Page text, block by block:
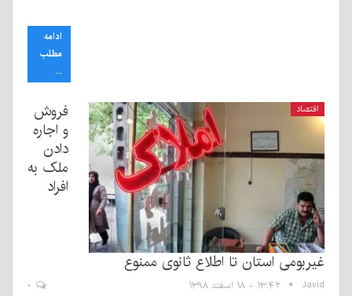
ادامه
مطلب
...
اقتصاد
فروش
و اجاره
دادن
ملک به
افراد
غیربومی استان تا اطلاع ثانوی ممنوع
Javid ۱۳:۴۲ - ۱۸ اسفند ۱۳۹۸